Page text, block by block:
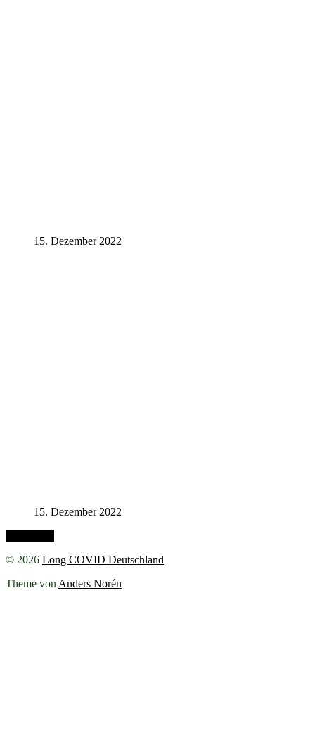
15. Dezember 2022
15. Dezember 2022
© 2026 Long COVID Deutschland
Theme von Anders Norén